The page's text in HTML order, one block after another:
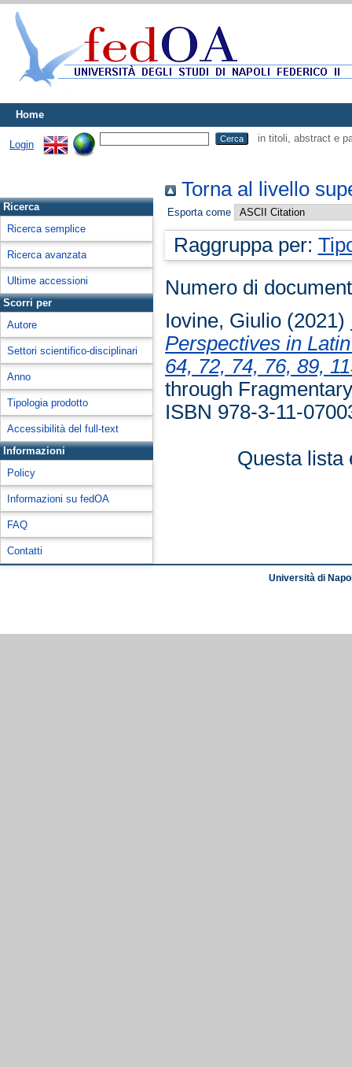
Home
Login
in titoli, abstract e
Ricerca
Ricerca semplice
Ricerca avanzata
Ultime accessioni
Scorri per
Autore
Settori scientifico-disciplinari
Anno
Tipologia prodotto
Accessibilità del full-text
Informazioni
Policy
Informazioni su fedOA
FAQ
Contatti
Torna al livello
Esporta come
Raggruppa per:
Numero di
Iovine, Giulio (2021)
Perspectives in
64, 72, 74, 76, 89,
through
ISBN 978-3-11-
Questa lista
Università di